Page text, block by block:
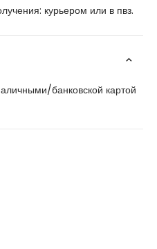
курьером или в пвз.
банковской картой